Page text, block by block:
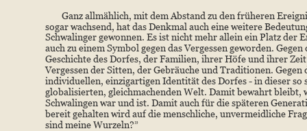
Ganz allmählich, mit dem Abstand zu den früheren
sogar wachsend, hat das Denkmal auch eine weitere
Schwalinger gewonnen. Es ist nicht mehr allein ein Platz der
auch zu einem Symbol gegen das Vergessen geworden.
Geschichte des Dorfes, der Familien, ihrer Höfe und ihrer
Vergessen der Sitten, der Gebräuche und Traditionen. Gegen
individuellen, einzigartigen Identität des Dorfes - in dieser so
globalisierten, gleichmachenden Welt. Damit bewahrt bleibt,
Schwalingen war und ist. Damit auch für die späteren
bereit gehalten wird auf die menschliche, unvermeidliche
sind meine Wurzeln?”